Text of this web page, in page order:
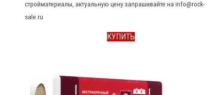
стройматериалы, актуальную цену запрашивайте на info@rock-
sale.ru
КУПИТЬ